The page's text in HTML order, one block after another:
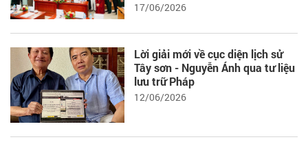
17/06/2026
Lời giải mới về cục diện lịch sử
Tây sơn - Nguyễn Ánh qua tư liệu
lưu trữ Pháp
12/06/2026